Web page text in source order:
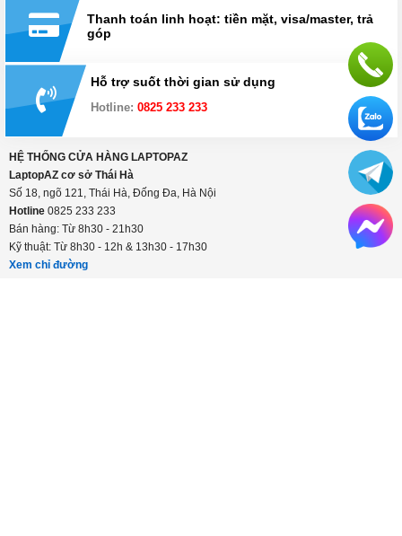
Thanh toán linh hoạt: tiền mặt, visa/master, trả
góp
Hỗ trợ suốt thời gian sử dụng
Hotline: 0825 233 233
HỆ THỐNG CỬA HÀNG LAPTOPAZ
LaptopAZ cơ sở Thái Hà
Số 18, ngõ 121, Thái Hà, Đống Đa, Hà Nội
Hotline 0825 233 233
Bán hàng: Từ 8h30 - 21h30
Kỹ thuật: Từ 8h30 - 12h & 13h30 - 17h30
Xem chỉ đường